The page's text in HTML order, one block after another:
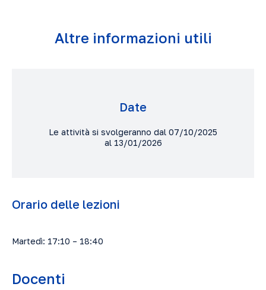
Altre informazioni utili
Date
Le attività si svolgeranno dal 07/10/2025
al 13/01/2026
Orario delle lezioni
Martedì: 17:10 – 18:40
Docenti